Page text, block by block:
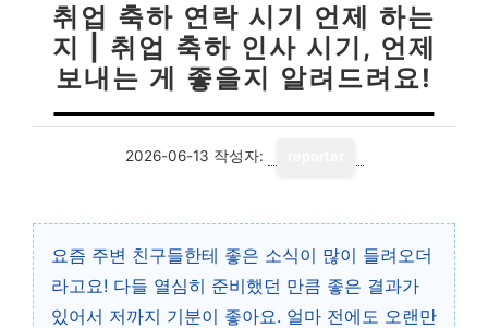
취업 축하 연락 시기 언제 하는
지 | 취업 축하 인사 시기, 언제
보내는 게 좋을지 알려드려요!
2026-06-13 작성자:
요즘 주변 친구들한테 좋은 소식이 많이 들려오더
라고요! 다들 열심히 준비했던 만큼 좋은 결과가
있어서 저까지 기분이 좋아요. 얼마 전에도 오랜만